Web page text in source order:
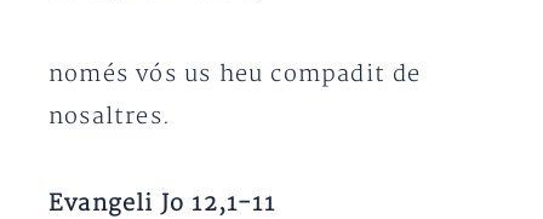
només vós us heu compadit de
nosaltres.
Evangeli Jo 12,1-11